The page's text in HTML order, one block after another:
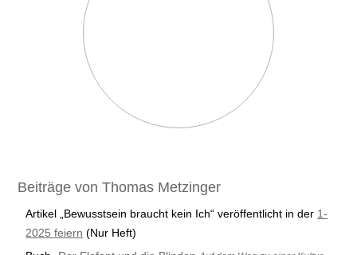
Beiträge von Thomas Metzinger
Artikel „Bewusstsein braucht kein Ich“ veröffentlicht in der 1-
2025 feiern (Nur Heft)